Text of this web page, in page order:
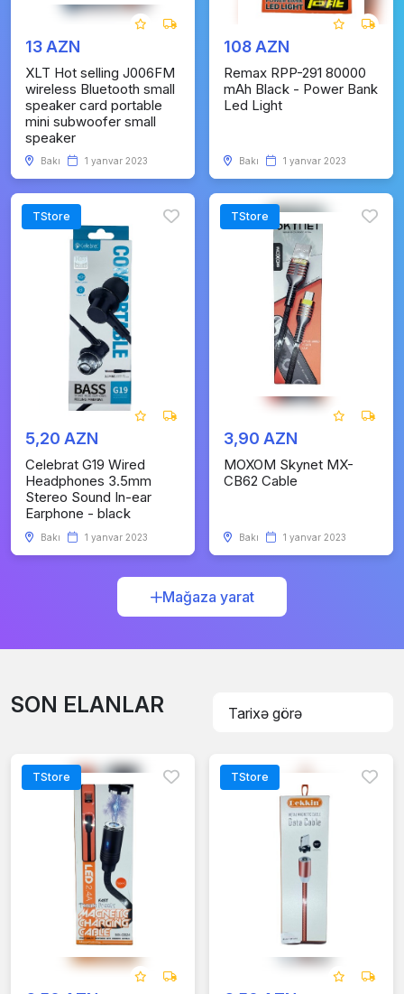
13 AZN
XLT Hot selling J006FM
wireless Bluetooth small
speaker card portable
mini subwoofer small
speaker
Bakı 1 yanvar 2023
108 AZN
Remax RPP-291 80000
mAh Black - Power Bank
Led Light
Bakı 1 yanvar 2023
TStore
5,20 AZN
Celebrat G19 Wired
Headphones 3.5mm
Stereo Sound In-ear
Earphone - black
Bakı 1 yanvar 2023
TStore
3,90 AZN
MOXOM Skynet MX-
CB62 Cable
Bakı 1 yanvar 2023
Mağaza yarat
SON ELANLAR
TStore TStore